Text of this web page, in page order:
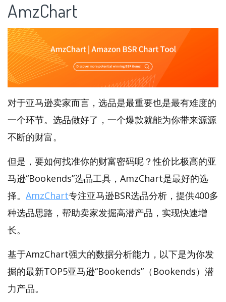
AmzChart
对于亚马逊卖家而言，选品是最重要也是最有难度的
一个环节。选品做好了，一个爆款就能为你带来源源
不断的财富。
但是，要如何找准你的财富密码呢？性价比极高的亚
马逊“Bookends”选品工具，AmzChart是最好的选
择。 AmzChart专注亚马逊BSR选品分析，提供400多
种选品思路，帮助卖家发掘高潜产品，实现快速增
长。
基于AmzChart强大的数据分析能力，以下是为你发
掘的最新TOP5亚马逊“Bookends”（Bookends）潜
力产品。